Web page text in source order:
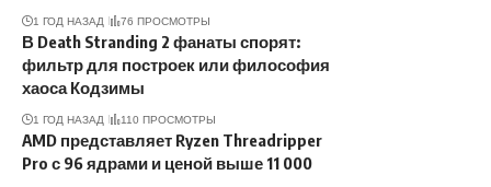
1 ГОД НАЗАД 76 ПРОСМОТРЫ
В Death Stranding 2 фанаты спорят:
фильтр для построек или философия
хаоса Кодзимы
1 ГОД НАЗАД 110 ПРОСМОТРЫ
AMD представляет Ryzen Threadripper
Pro с 96 ядрами и ценой выше 11 000